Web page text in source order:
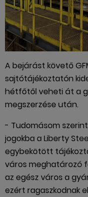
A bejárást követő
sajtótájékoztatón
hétfőtől veheti át a
megszerzése után.
- Tudomásom
jogokba a Liberty
egybekötött
város meghatározó
az egész város a
ezért ragaszkodnak